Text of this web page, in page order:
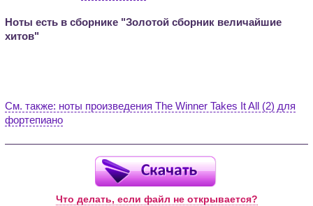
Ноты есть в сборнике "Золотой сборник величайшие
хитов"
См. также: ноты произведения The Winner Takes It All (2) для
фортепиано
Что делать, если файл не открывается?